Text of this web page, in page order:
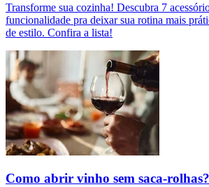
Transforme sua cozinha! Descubra 7
funcionalidade pra deixar sua rotina mais
de estilo. Confira a lista!
Como abrir vinho sem saca-rolhas?